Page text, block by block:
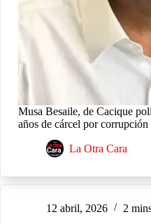
Musa Besaile, de Cacique
años de cárcel por
La Otra Cara
12 abril, 2026 2